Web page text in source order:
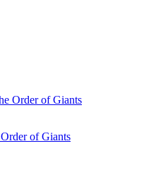
of Giants